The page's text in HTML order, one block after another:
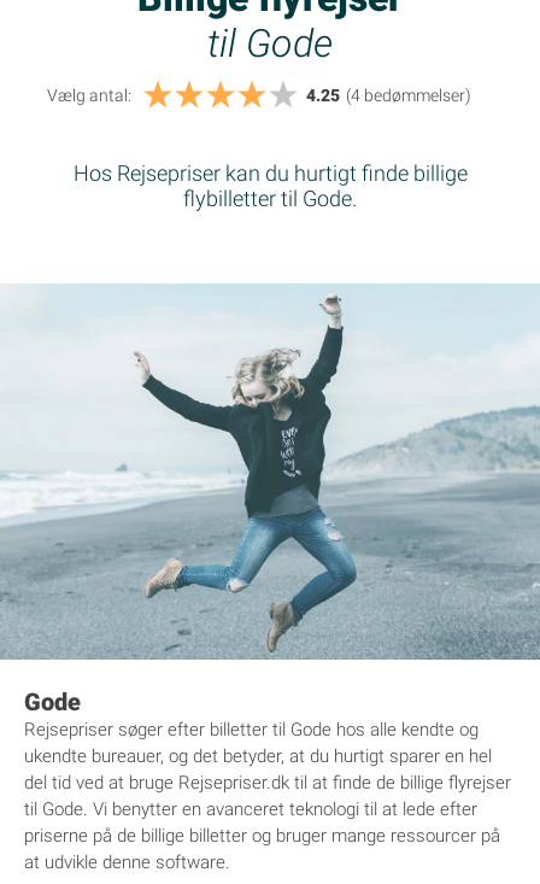
til Gode
Vælg antal: 4.25 (4 bedømmelser)
Hos Rejsepriser kan du hurtigt finde billige
flybilletter til Gode.
Gode
Rejsepriser søger efter billetter til Gode hos alle kendte og
ukendte bureauer, og det betyder, at du hurtigt sparer en hel
del tid ved at bruge Rejsepriser.dk til at finde de billige flyrejser
til Gode. Vi benytter en avanceret teknologi til at lede efter
priserne på de billige billetter og bruger mange ressourcer på
at udvikle denne software.